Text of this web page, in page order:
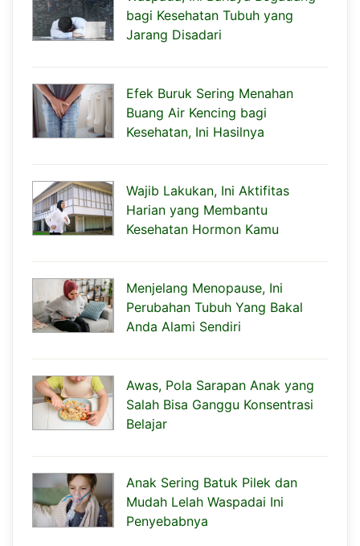
bagi Kesehatan Tubuh yang
Jarang Disadari
Efek Buruk Sering Menahan
Buang Air Kencing bagi
Kesehatan, Ini Hasilnya
Wajib Lakukan, Ini Aktifitas
Harian yang Membantu
Kesehatan Hormon Kamu
Menjelang Menopause, Ini
Perubahan Tubuh Yang Bakal
Anda Alami Sendiri
Awas, Pola Sarapan Anak yang
Salah Bisa Ganggu Konsentrasi
Belajar
Anak Sering Batuk Pilek dan
Mudah Lelah Waspadai Ini
Penyebabnya